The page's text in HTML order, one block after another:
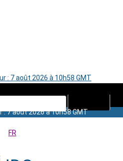
: 7 août 2026 à 10h58 GMT
: 7 août 2026 à 10h58 GMT
FR